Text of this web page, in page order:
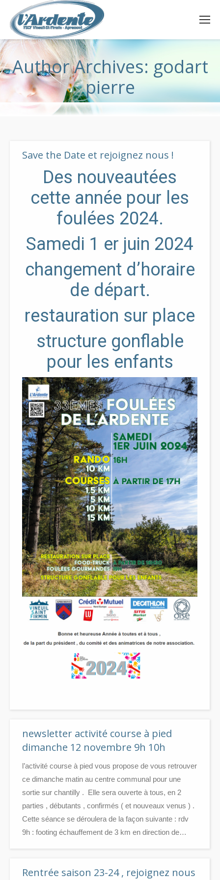
Author Archives: godart
pierre
Save the Date et rejoignez nous !
Des nouveautées
cette année pour les
foulées 2024.
Samedi 1 er juin 2024
changement d’horaire
de départ.
restauration sur place
structure gonflable
pour les enfants
newsletter activité course à pied
dimanche 12 novembre 9h 10h
l’activité course à pied vous propose de vous retrouver
ce dimanche matin au centre communal pour une
sortie sur chantilly . Elle sera ouverte à tous, en 2
parties , débutants , confirmés ( et nouveaux venus ) .
Cette séance se déroulera de la façon suivante : rdv
9h : footing échauffement de 3 km en direction de…
Rentrée saison 23-24 , rejoignez nous